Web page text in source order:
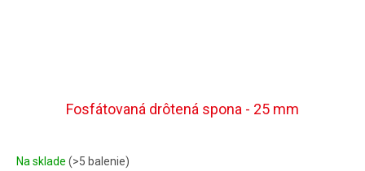
Fosfátovaná drôtená spona - 25 mm
Na sklade (>5 balenie)